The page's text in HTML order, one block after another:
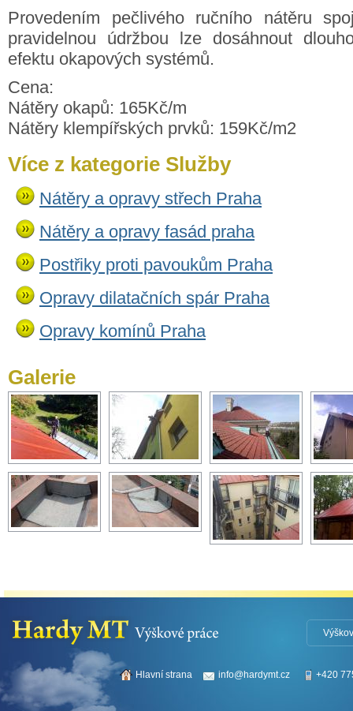
Provedením pečlivého ručního nátěru
pravidelnou údržbou lze dosáhnout
efektu okapových systémů.
Cena:
Nátěry okapů: 165Kč/m
Nátěry klempířských prvků: 159Kč/m2
Více z kategorie Služby
Nátěry a opravy střech Praha
Nátěry a opravy fasád praha
Postřiky proti pavoukům Praha
Opravy dilatačních spár Praha
Opravy komínů Praha
Galerie
Hlavní strana info@hardymt.cz +420